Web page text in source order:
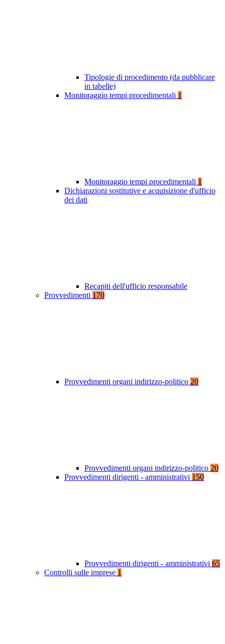
Tipologie di procedimento (da pubblicare
in tabelle)
Monitoraggio tempi procedimentali 1
Monitoraggio tempi procedimentali 1
Dichiarazioni sostitutive e acquisizione d'ufficio
dei dati
Recapiti dell'ufficio responsabile
Provvedimenti 170
Provvedimenti organi indirizzo-politico 20
Provvedimenti organi indirizzo-politico 20
Provvedimenti dirigenti - amministrativi 150
Provvedimenti dirigenti - amministrativi 65
Controlli sulle imprese 1